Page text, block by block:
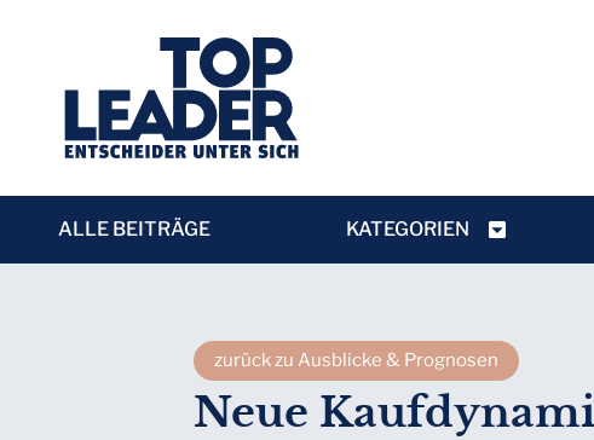
ALLE BEITRÄGE KATEGORIEN
zurück zu Ausblicke & Prognosen
Neue